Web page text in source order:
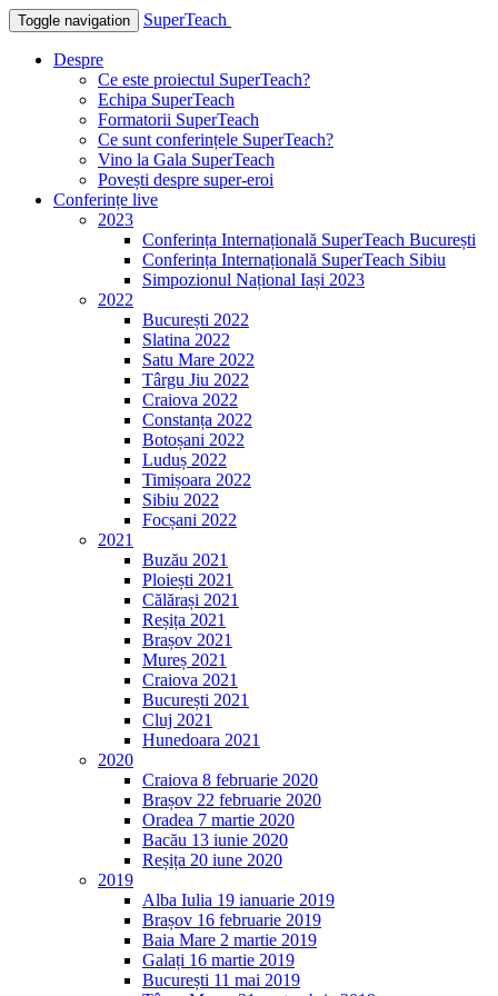
Toggle navigation SuperTeach
Despre
Ce este proiectul SuperTeach?
Echipa SuperTeach
Formatorii SuperTeach
Ce sunt conferințele SuperTeach?
Vino la Gala SuperTeach
Povești despre super-eroi
Conferințe live
2023
Conferința Internațională SuperTeach București
Conferința Internațională SuperTeach Sibiu
Simpozionul Național Iași 2023
2022
București 2022
Slatina 2022
Satu Mare 2022
Târgu Jiu 2022
Craiova 2022
Constanța 2022
Botoșani 2022
Luduș 2022
Timișoara 2022
Sibiu 2022
Focșani 2022
2021
Buzău 2021
Ploiești 2021
Călărași 2021
Reșița 2021
Brașov 2021
Mureș 2021
Craiova 2021
București 2021
Cluj 2021
Hunedoara 2021
2020
Craiova 8 februarie 2020
Brașov 22 februarie 2020
Oradea 7 martie 2020
Bacău 13 iunie 2020
Reșița 20 iune 2020
2019
Alba Iulia 19 ianuarie 2019
Brașov 16 februarie 2019
Baia Mare 2 martie 2019
Galați 16 martie 2019
București 11 mai 2019